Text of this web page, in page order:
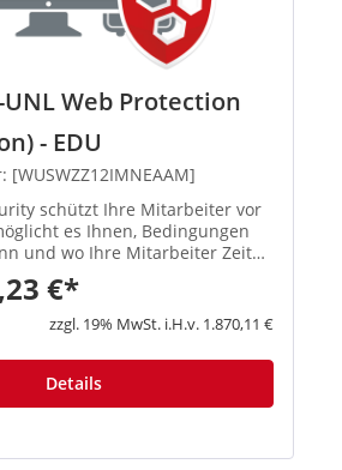
UNL Web Protection
- EDU
schützt Ihre Mitarbeiter vor
es Ihnen, Bedingungen
und wo Ihre Mitarbeiter Zeit
dürfen. Spyware und Viren
bevor sie ins Netzwerk
veru...
€*
zzgl. 19% MwSt. i.H.v. 1.870,11 €
Details